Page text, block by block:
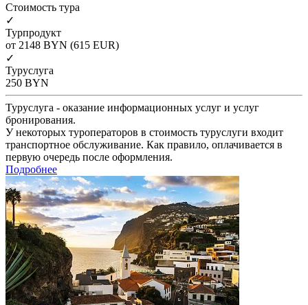
Cтоимость тура
✓
Турпродукт
от 2148 BYN (615 EUR)
✓
Туруслуга
250 BYN
Туруслуга - оказание информационных услуг и услуг
бронирования.
У некоторых туроператоров в стоимость туруслуги входит
транспортное обслуживание. Как правило, оплачивается в
первую очередь после оформления.
Подробнее